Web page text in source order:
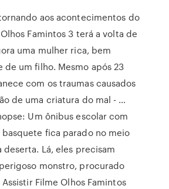
aos acontecimentos do
Famintos 3 terá a volta de
uma mulher rica, bem
de um filho. Mesmo após 23
com os traumas causados
de uma criatura do mal - …
Um ônibus escolar com
fica parado no meio
Lá, eles precisam
monstro, procurado
Assistir Filme Olhos Famintos